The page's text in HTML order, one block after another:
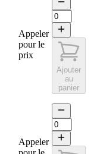
Appeler
pour le
prix
Ajouter
au
panier
Appeler